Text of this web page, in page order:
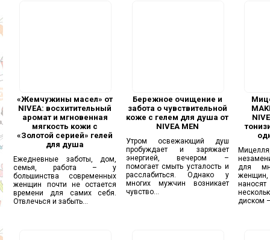
«Жемчужины масел» от
NIVEA: восхитительный
аромат и мгновенная
мягкость кожи с
«Золотой серией» гелей
для душа
Ежедневные заботы, дом,
семья, работа – у
большинства современных
женщин почти не остается
времени для самих себя.
Отвлечься и забыть...
Бережное очищение и
забота о чувствительной
коже с гелем для душа от
NIVEA MEN
Утром освежающий душ
пробуждает и заряжает
энергией, вечером –
помогает смыть усталость и
расслабиться. Однако у
многих мужчин возникает
чувство...
для
женщин,
диском